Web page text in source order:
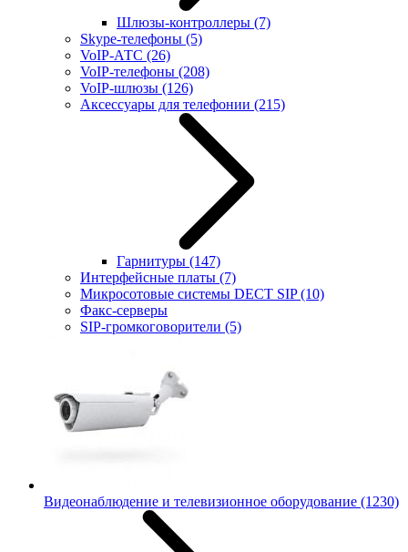
Шлюзы-контроллеры (7)
Skype-телефоны (5)
VoIP-АТС (26)
VoIP-телефоны (208)
VoIP-шлюзы (126)
Аксессуары для телефонии (215)
Гарнитуры (147)
Интерфейсные платы (7)
Микросотовые системы DECT SIP(10)
Факс-серверы
SIP-громкоговорители (5)
Видеонаблюдение и телевизионное оборудование (1230)